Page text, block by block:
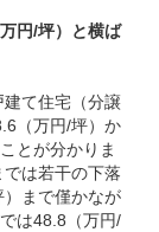
円/坪）と横ば
て住宅（分譲
（万円/坪）か
とが分かりま
は若干の下落
まで僅かなが
は48.8（万円/